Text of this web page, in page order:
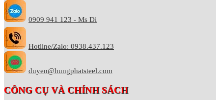
0909 941 123 - Ms Di
Hotline/Zalo: 0938.437.123
duyen@hungphatsteel.com
CÔNG CỤ VÀ CHÍNH SÁCH